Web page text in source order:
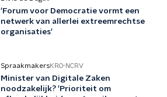
'Forum voor Democratie vormt een
netwerk van allerlei extreemrechtse
organisaties'
SpraakmakersKRO-NCRV
Minister van Digitale Zaken
noodzakelijk? 'Prioriteit om